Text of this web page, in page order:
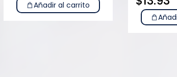
Añadir al carrito